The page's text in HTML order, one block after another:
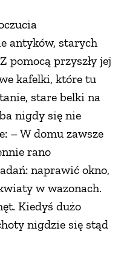
antyków, starych
pomocą przyszły jej
kafelki, które tu
stare belki na
nigdy się nie
– W domu zawsze
rano
naprawić okno,
w wazonach.
Kiedyś dużo
nigdzie się stąd